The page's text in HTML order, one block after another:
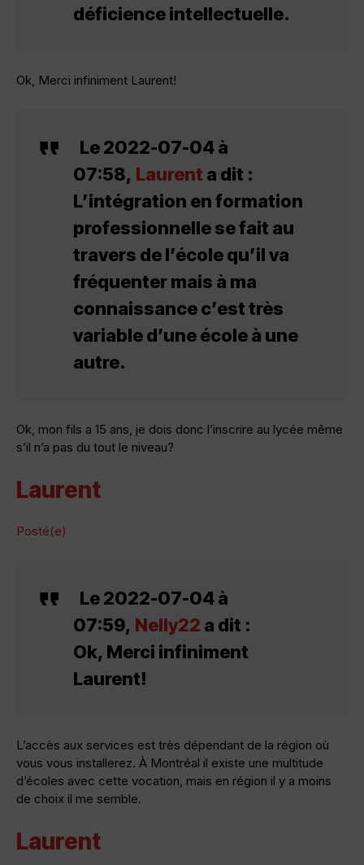
déficience intellectuelle.
Ok, Merci infiniment Laurent!
Le 2022-07-04 à
07:58, Laurent a dit :
L’intégration en formation
professionnelle se fait au
travers de l’école qu’il va
fréquenter mais à ma
connaissance c’est très
variable d’une école à une
autre.
Ok, mon fils a 15 ans, je dois donc l’inscrire au lycée même
s’il n’a pas du tout le niveau?
Laurent
Posté(e)
Le 2022-07-04 à
07:59, Nelly22 a dit :
Ok, Merci infiniment
Laurent!
L’accès aux services est très dépendant de la région où
vous vous installerez. À Montréal il existe une multitude
d’écoles avec cette vocation, mais en région il y a moins
de choix il me semble.
Laurent